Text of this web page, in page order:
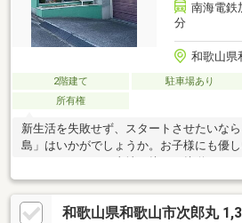
南海電鉄
分
和歌山県
2階建て 駐車場あり
所有権
新生活を失敗せず、スタートさせたいな
島」はいかがでしょうか。お子様にも優
心です。ファミリーに好評
和歌山県和歌山市次郎丸